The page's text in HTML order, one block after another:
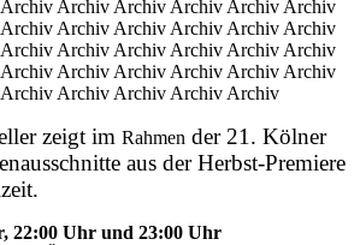
Archiv Archiv Archiv Archiv Archiv
Archiv Archiv Archiv Archiv Archiv
Archiv Archiv Archiv Archiv Archiv
Archiv Archiv Archiv Archiv Archiv
Archiv Archiv Archiv Archiv
zeigt im Rahmen der 21. Kölner
aus der Herbst-Premiere
22:00 Uhr und 23:00 Uhr